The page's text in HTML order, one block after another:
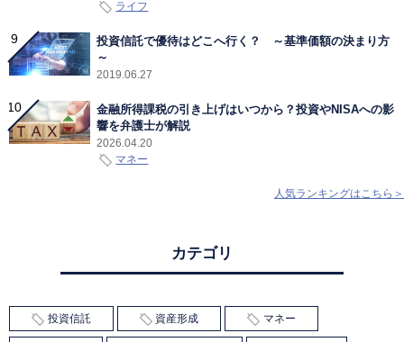
カテゴリ
投資信託 資産形成 マネー
ライフ
投資信託で優待はどこへ行く？ ～基準価額の決まり方
～
2019.06.27
金融所得課税の引き上げはいつから？投資やNISAへの影
響を弁護士が解説
2026.04.20
マネー
人気ランキングはこちら＞